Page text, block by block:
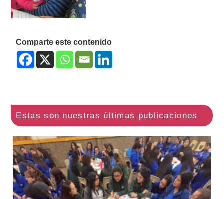
Comparte este contenido